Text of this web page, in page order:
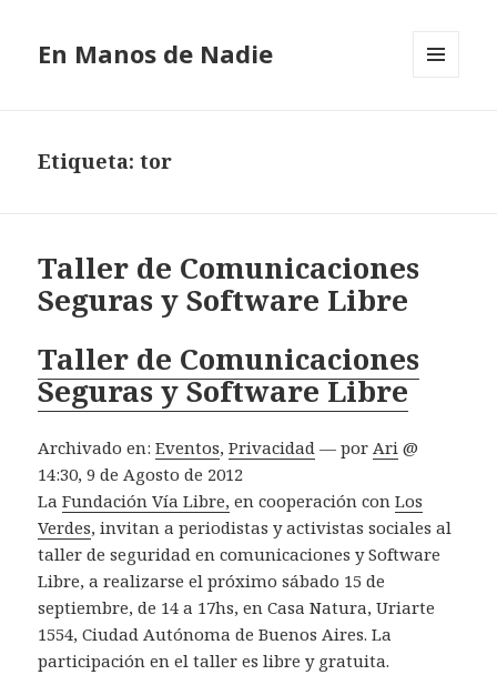
En Manos de Nadie
Etiqueta: tor
Taller de Comunicaciones
Seguras y Software Libre
Taller de Comunicaciones
Seguras y Software Libre
Archivado en:Eventos,Privacidad — porAri @
14:30, 9 de Agosto de 2012
LaFundación Vía Libre, en cooperación conLos
Verdes, invitan a periodistas y activistas sociales al
taller de seguridad en comunicaciones y Software
Libre, a realizarse el próximo sábado 15 de
septiembre, de 14 a 17hs, en Casa Natura, Uriarte
1554, Ciudad Autónoma de Buenos Aires. La
participación en el taller es libre y gratuita.